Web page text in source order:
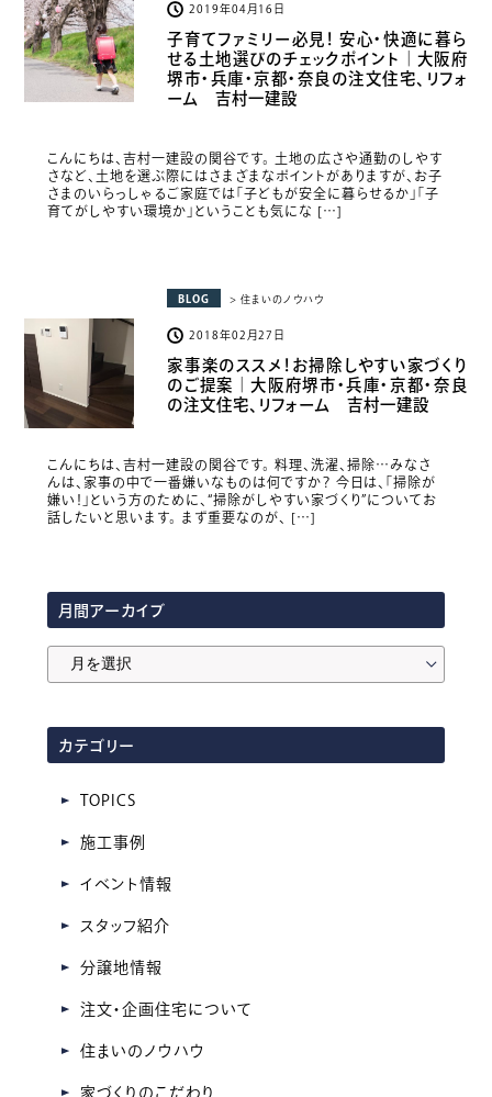
2019年04月16日
子育てファミリー必見！ 安心・快適に暮ら
せる土地選びのチェックポイント｜大阪府
堺市・兵庫・京都・奈良の注文住宅、リフォ
ーム 吉村一建設
こんにちは、吉村一建設の関谷です。 土地の広さや通勤のしやす
さなど、土地を選ぶ際にはさまざまなポイントがありますが、お子
さまのいらっしゃるご家庭では「子どもが安全に暮らせるか」「子
育てがしやすい環境か」ということも気にな […]
BLOG > 住まいのノウハウ
2018年02月27日
家事楽のススメ！お掃除しやすい家づくり
のご提案｜大阪府堺市・兵庫・京都・奈良
の注文住宅、リフォーム 吉村一建設
こんにちは、吉村一建設の関谷です。 料理、洗濯、掃除…みなさ
んは、家事の中で一番嫌いなものは何ですか？ 今日は、「掃除が
嫌い！」という方のために、“掃除がしやすい家づくり”についてお
話したいと思います。 まず重要なのが、 […]
月間アーカイブ
ア
ー
カ
イ
カテゴリー
TOPICS
施工事例
イベント情報
スタッフ紹介
分譲地情報
注文・企画住宅について
住まいのノウハウ
家づくりのこだわり